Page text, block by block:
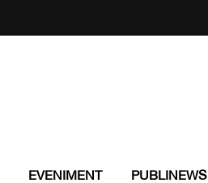
EVENIMENT PUBLINEWS